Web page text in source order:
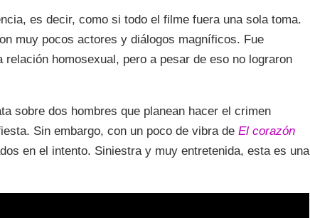
es decir, como si todo el filme fuera una sola toma.
muy pocos actores y diálogos magníficos. Fue
homosexual, pero a pesar de eso no lograron
sobre dos hombres que planean hacer el crimen
Sin embargo, con un poco de vibra de El corazón
en el intento. Siniestra y muy entretenida, esta es una